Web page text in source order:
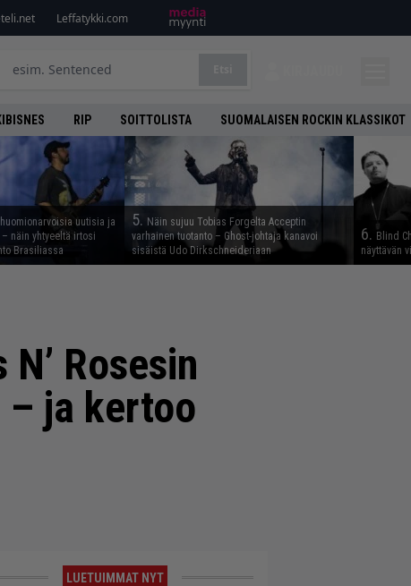
Leffatykki.com
RIP SOITTOLISTA SUOMALAISEN ROCKIN KLASSIKOT
uutisia ja
näin yhtyeeltä irtosi
Brasiliassa
5. Näin sujuu Tobias Forgelta Acceptin
varhainen tuotanto – Ghost-johtaja kanavoi
sisäistä Udo Dirkschneideriaan
6. Blind
näyttävän
Rosesin
– ja kertoo
LUETUIMMAT NYT